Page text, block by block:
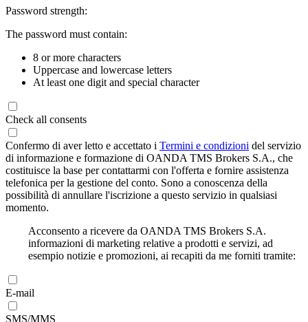
Password strength:
The password must contain:
8 or more characters
Uppercase and lowercase letters
At least one digit and special character
Check all consents
Confermo di aver letto e accettato i Termini e condizioni del servizio
di informazione e formazione di OANDA TMS Brokers S.A., che
costituisce la base per contattarmi con l'offerta e fornire assistenza
telefonica per la gestione del conto. Sono a conoscenza della
possibilità di annullare l'iscrizione a questo servizio in qualsiasi
momento.
Acconsento a ricevere da OANDA TMS Brokers S.A.
informazioni di marketing relative a prodotti e servizi, ad
esempio notizie e promozioni, ai recapiti da me forniti tramite:
E-mail
SMS/MMS